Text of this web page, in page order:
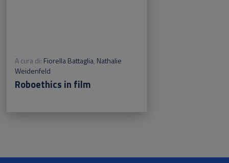
A cura di: Fiorella Battaglia, Nathalie
Weidenfeld
Roboethics in film